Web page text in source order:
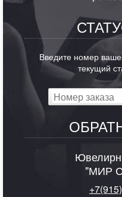
Введите номер
текущий
"МИР